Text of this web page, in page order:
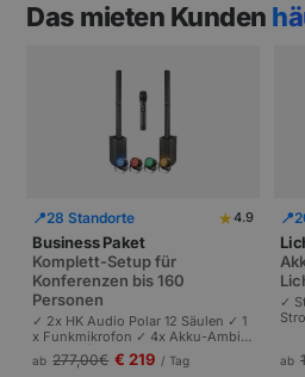
Das mieten Kunden
📍28 Standorte ★4.9
Business Paket
Komplett-Setup für
Konferenzen bis 160
Personen
✓ 2x HK Audio Polar 12 Säulen ✓ 1
x Funkmikrofon ✓ 4x Akku-Ambie
ntlichter | Komplettes Setup für Ta
gungen und Pressekonferenzen |
ab 277,00€ € 219 / Tag
📍
✓
ab